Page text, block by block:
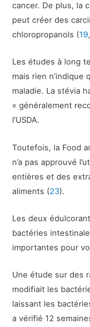
cancer. De plus, la
peut créer des
chloropropanols (19,
Les études à long
mais rien n’indique
maladie. La stévia
« généralement
l’USDA.
Toutefois, la Food
n’a pas approuvé
entières et des
aliments (23).
Les deux
bactéries
importantes pour
Une étude sur des
modifiait les
laissant les
a vérifié 12